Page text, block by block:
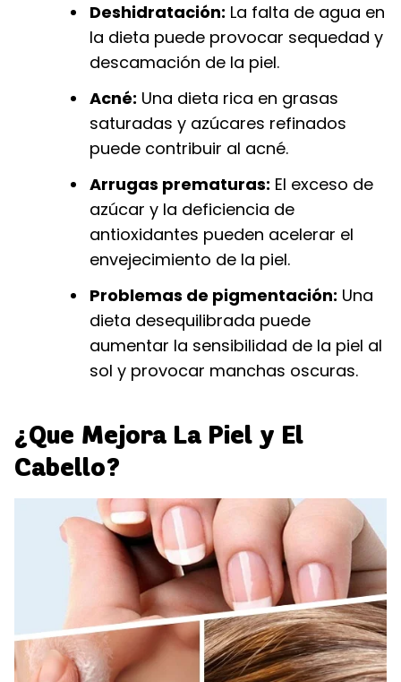
Deshidratación: La falta de agua en
la dieta puede provocar sequedad y
descamación de la piel.
Acné: Una dieta rica en grasas
saturadas y azúcares refinados
puede contribuir al acné.
Arrugas prematuras: El exceso de
azúcar y la deficiencia de
antioxidantes pueden acelerar el
envejecimiento de la piel.
Problemas de pigmentación: Una
dieta desequilibrada puede
aumentar la sensibilidad de la piel al
sol y provocar manchas oscuras.
¿Que Mejora La Piel y El
Cabello?